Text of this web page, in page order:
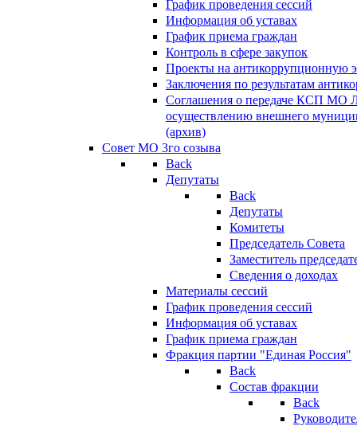
График проведения сессий
Информация об уставах
График приема граждан
Контроль в сфере закупок
Проекты на антикоррупционную
Заключения по результатам
Соглашения о передаче КСП МО
осуществлению внешнего
(архив)
Совет МО 3го созыва
Back
Депутаты
Back
Депутаты
Комитеты
Председатель Совета
Заместитель
Сведения о доходах
Материалы сессий
График проведения сессий
Информация об уставах
График приема граждан
Фракция партии "Единая Россия"
Back
Состав фракции
Back